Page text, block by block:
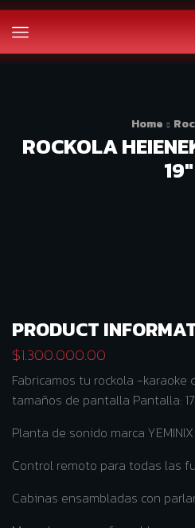
Home
ROCKOLA
19″
PRODUCT
$1.300.000.00
Fabricamos tu rockola -
tamaños de pantalla Pantalla:
Planta de sonido marca YEMINIX
Control remoto para todas las
Cabinas ensambladas con